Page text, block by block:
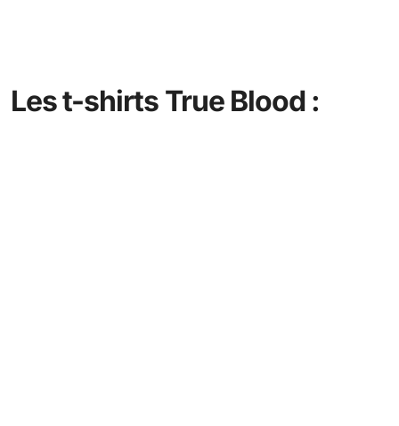
Les t-shirts True Blood :